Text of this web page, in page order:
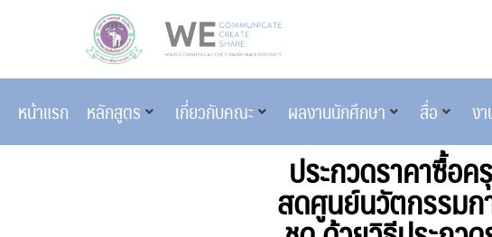
หน้าแรก หลักสูตร เกี่ยวกับคณะ ผลงานนักศึกษา สื่อ ง
ประกวดราคาซื้อ
สดศูนย์นวัตกรรม